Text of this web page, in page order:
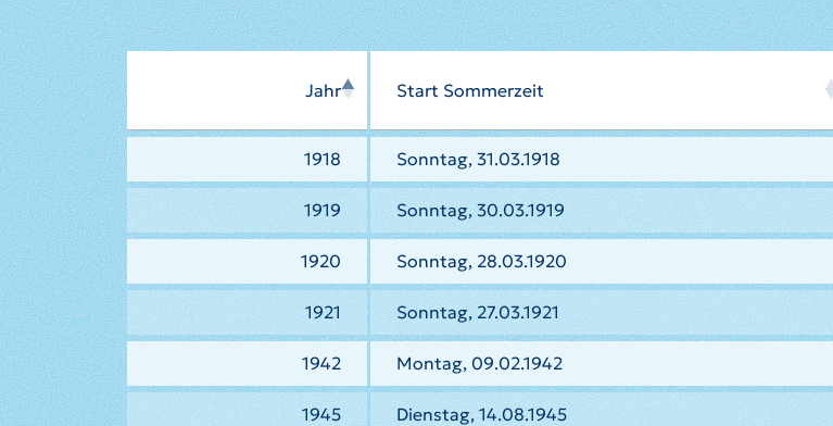
Jahr Start Sommerzeit
1918 Sonntag, 31.03.1918
1919 Sonntag, 30.03.1919
1920 Sonntag, 28.03.1920
1921 Sonntag, 27.03.1921
1942 Montag, 09.02.1942
1945 Dienstag, 14.08.1945